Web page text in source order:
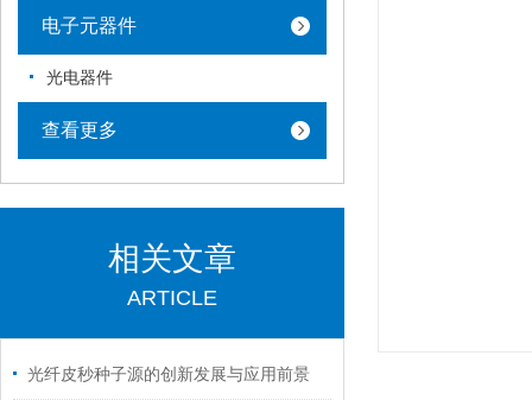
电子元器件
光电器件
查看更多
相关文章
ARTICLE
光纤皮秒种子源的创新发展与应用前景